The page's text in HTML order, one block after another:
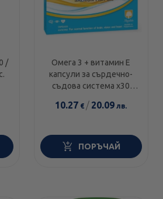
/
Омега 3 + витамин Е
капсули за сърдечно-
съдова система х30
10.27 € / 20.09 лв.
ПОРЪЧАЙ